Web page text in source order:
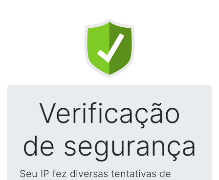
Verificação
de segurança
Seu IP fez diversas tentativas de